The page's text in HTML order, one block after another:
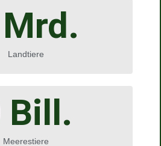
Landtiere
Mrd.
Meerestiere
Bill.